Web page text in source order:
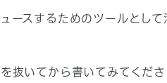
ースするためのツールとして
抜いてから書いてみてくださ